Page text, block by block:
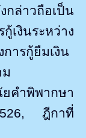
ล่าวถือเป็น
เงินระหว่าง
ารกู้ยืมเงิน
คำพิพากษา
,ฎีกาที่